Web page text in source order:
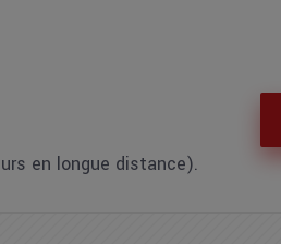
en longue distance).